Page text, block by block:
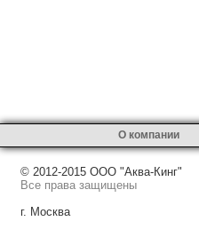
О компании
© 2012-2015 ООО "Аква-Кинг"
Все права защищены
г. Москва